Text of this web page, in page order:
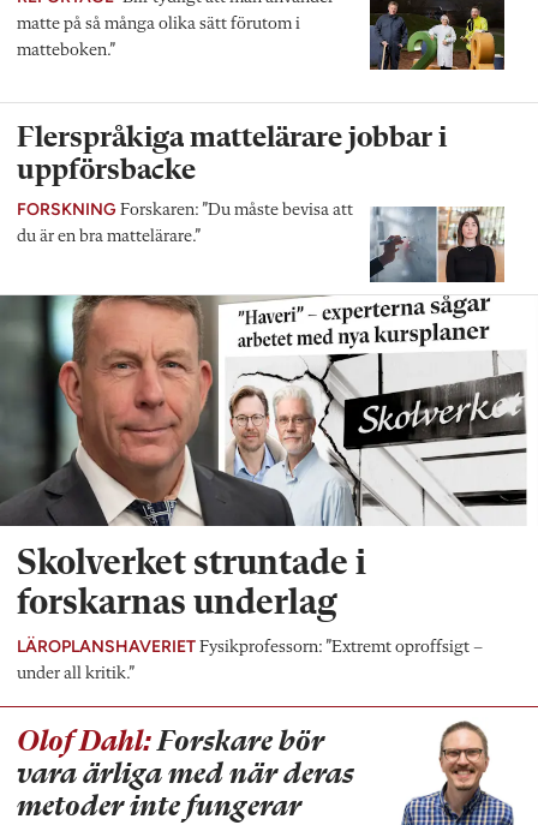
matte på så många olika sätt förutom i
matteboken.”
Flerspråkiga mattelärare jobbar i
uppförsbacke
FORSKNING Forskaren: ”Du måste bevisa att
du är en bra mattelärare.”
Skolverket struntade i
forskarnas underlag
LÄROPLANSHAVERIET Fysikprofessorn: ”Extremt oproffsigt –
under all kritik.”
Olof Dahl:Forskare bör
vara ärliga med när deras
metoder inte fungerar